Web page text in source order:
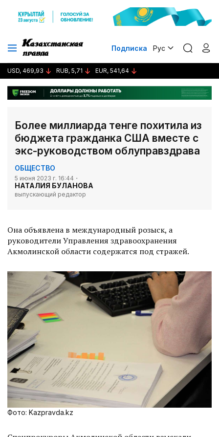
Подписка Рус
USD, 469,93 RUB, 5,71 EUR, 541,64
Более миллиарда тенге похитила из
бюджета гражданка США вместе с
экс-руководством облуправздрава
ОБЩЕСТВО
5 июня 2023 г. 16:44
НАТАЛИЯ БУЛАНОВА
выпускающий редактор
Она объявлена в международный розыск, а
руководители Управления здравоохранения
Акмолинской области содержатся под стражей.
Фото: Kazpravda.kz